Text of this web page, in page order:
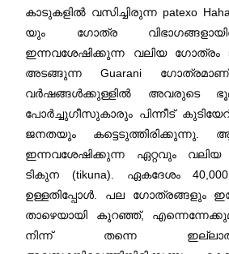
കാടുകളില്‍ വസിച്ചിരുന്ന patexo
യും ഗോത്ര
ഇന്നവശേഷിക്കുന്ന വലിയ ഗോത്രം
അടങ്ങുന്ന Guarani
വര്‍ഷങ്ങള്‍ക്കുള്ളിൽ അവരുടെ
പോര്‍ച്ചുഗീസുകാരും പിന്നീട്
ജനതയും കട്ടെടുത്തിരിക്കുന്നു.
ഇന്നവശേഷിക്കുന്ന ഏറ്റവും
ടികുന (tikuna). ഏകദേശം
ഉള്ളതിപ്പോൾ. പല ഗോത്രങ്ങളും
താഴെയായി കുറഞ്ഞ്,
നിന്ന് തന്നെ